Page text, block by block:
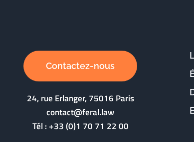
Contactez-nous
24, rue Erlanger, 75016 Paris
contact@feral.law
Tél :+33 (0)1 70 71 22 00